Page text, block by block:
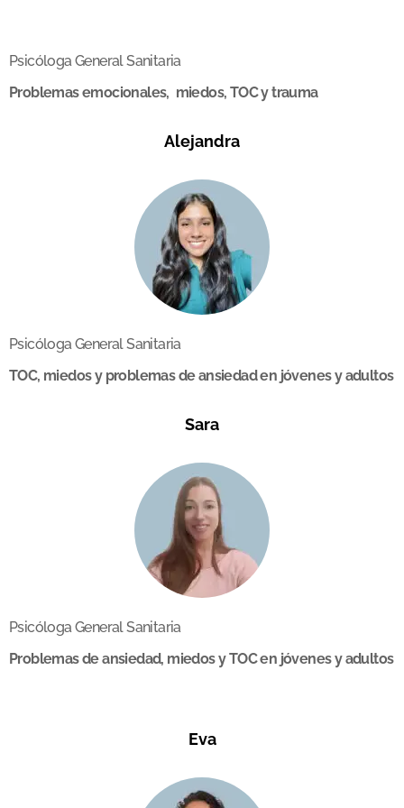
Psicóloga General Sanitaria
Problemas emocionales, miedos, TOC y trauma
Alejandra
Psicóloga General Sanitaria
TOC, miedos y problemas de ansiedad en jóvenes y adultos
Sara
Psicóloga General Sanitaria
Problemas de ansiedad, miedos y TOC en jóvenes y adultos
Eva